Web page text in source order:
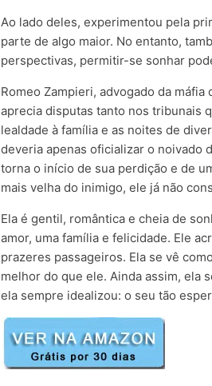
Ao lado deles, experimentou pela
parte de algo maior. No entanto,
perspectivas, permitir-se sonhar
Romeo Zampieri, advogado da
aprecia disputas tanto nos tribunais
lealdade à família e as noites de
deveria apenas oficializar o noivado
torna o início de sua perdição e de
mais velha do inimigo, ele já não
Ela é gentil, romântica e cheia de
amor, uma família e felicidade. Ele
prazeres passageiros. Ela se vê
melhor do que ele. Ainda assim, ela
ela sempre idealizou: o seu tão